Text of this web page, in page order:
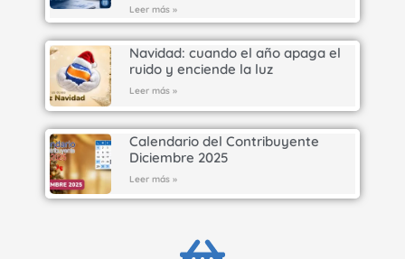
Leer más »
Navidad: cuando el año apaga el
ruido y enciende la luz
Leer más »
Calendario del Contribuyente
Diciembre 2025
Leer más »